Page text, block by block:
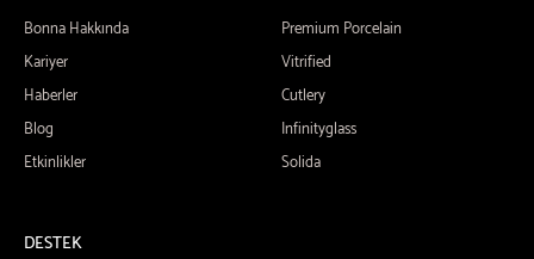
Bonna Hakkında
Kariyer
Haberler
Blog
Etkinlikler
Premium Porcelain
Vitrified
Cutlery
Infinityglass
Solida
DESTEK